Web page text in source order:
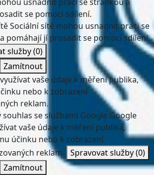
se pomocí sdílení.
Sociální sítě mohou usnadnit práci se
pomáhají jí prosadit se pomocí sdílení.
služby(0)
Zamítnout
vaše údaje k měření publika,
nebo k zobrazení
reklam.
souhlas se službami Google Google
vaše údaje k měření publika,
účinku nebo k zobrazení
reklam. Spravovat služby(0)
Zamítnout